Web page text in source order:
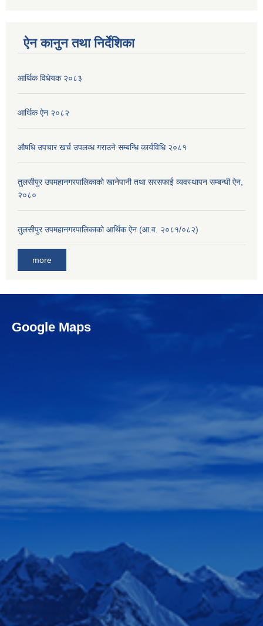
ऐन कानुन तथा निर्देशिका
आर्थिक विधेयक २०८३
आर्थिक ऐन २०८२
औषधि उपचार खर्च उपलव्ध गराउने सम्बन्धि कार्यविधि २०८१
तुलसीपुर उपमहानगरपालिकाको खानेपानी तथा सरसफाई व्यवस्थापन सम्बन्धी ऐन,
२०८०
तुलसीपुर उपमहानगरपालिकाको आर्थिक ऐन (आ.व. २०८१/०८२)
more
Google Maps